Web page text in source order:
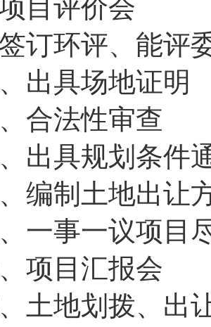
目评价会
订环评、能评
出具场地证明
合法性审查
出具规划条件
编制土地出让
一事一议项目
项目汇报会
土地划拨、出